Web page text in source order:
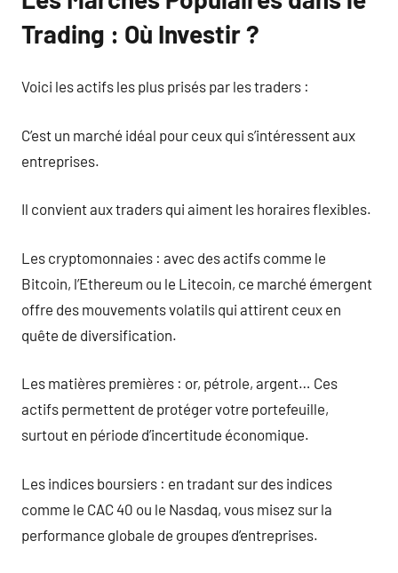
Trading : Où Investir ?
Voici les actifs les plus prisés par les traders :
C’est un marché idéal pour ceux qui s’intéressent aux
entreprises.
Il convient aux traders qui aiment les horaires flexibles.
Les cryptomonnaies : avec des actifs comme le
Bitcoin, l’Ethereum ou le Litecoin, ce marché émergent
offre des mouvements volatils qui attirent ceux en
quête de diversification.
Les matières premières : or, pétrole, argent… Ces
actifs permettent de protéger votre portefeuille,
surtout en période d’incertitude économique.
Les indices boursiers : en tradant sur des indices
comme le CAC 40 ou le Nasdaq, vous misez sur la
performance globale de groupes d’entreprises.